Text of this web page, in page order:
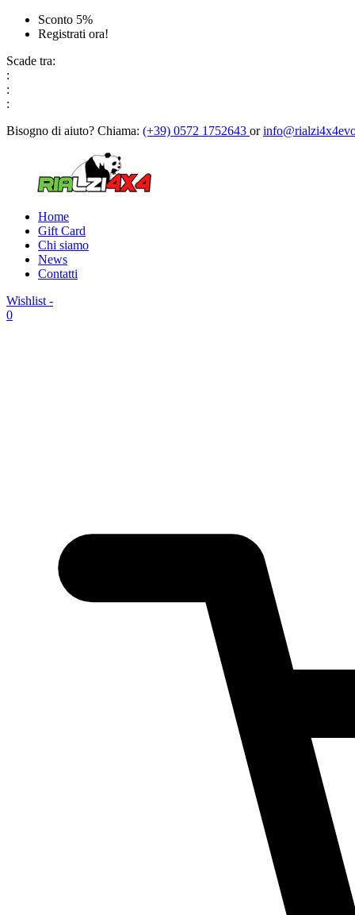
Sconto 5%
Registrati ora!
Scade tra:
:
:
:
Bisogno di aiuto? Chiama: (+39) 0572 1752643 or
Home
Gift Card
Chi siamo
News
Contatti
Wishlist -
0